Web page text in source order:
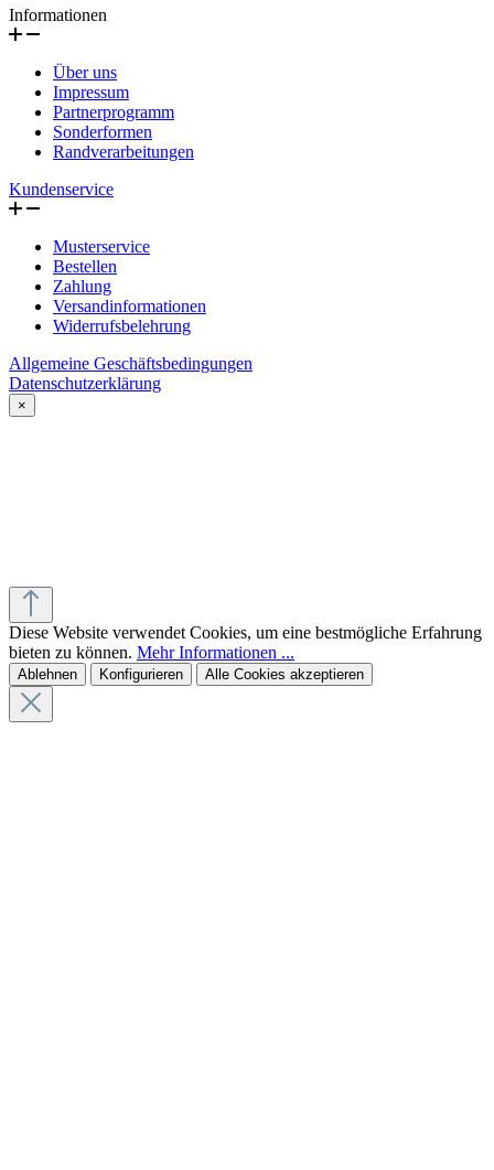
Informationen
Über uns
Impressum
Partnerprogramm
Sonderformen
Randverarbeitungen
Kundenservice
Musterservice
Bestellen
Zahlung
Versandinformationen
Widerrufsbelehrung
Allgemeine Geschäftsbedingungen
Datenschutzerklärung
×
Diese Website verwendet Cookies, um eine bestmögliche Erfahrung
bieten zu können. Mehr Informationen ...
Ablehnen Konfigurieren Alle Cookies akzeptieren